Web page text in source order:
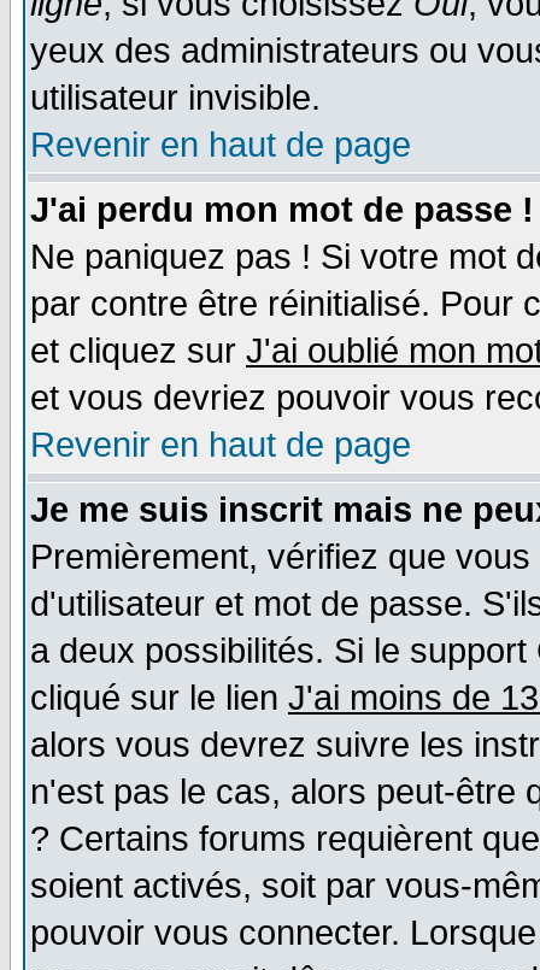
yeux des administrateurs ou
utilisateur invisible.
Revenir en haut de page
J'ai perdu mon mot de passe !
Ne paniquez pas ! Si votre mot
par contre être réinitialisé. Pour
et cliquez sur J'ai oublié mon
et vous devriez pouvoir vous
Revenir en haut de page
Je me suis inscrit mais ne
Premièrement, vérifiez que
d'utilisateur et mot de passe.
a deux possibilités. Si le
cliqué sur le lien J'ai moins de
alors vous devrez suivre les
n'est pas le cas, alors peut-être
? Certains forums requièrent
soient activés, soit par vous-
pouvoir vous connecter.